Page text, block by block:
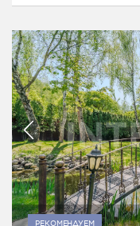
РЕКОМЕНДУЕМ